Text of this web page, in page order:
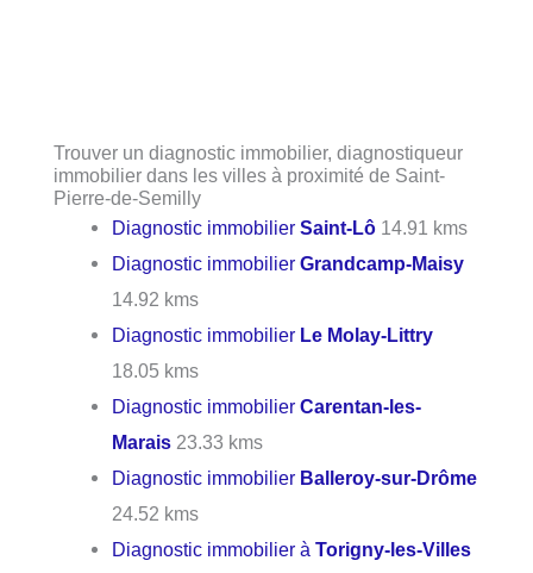
Trouver un diagnostic immobilier, diagnostiqueur
immobilier dans les villes à proximité de Saint-
Pierre-de-Semilly
Diagnostic immobilierSaint-Lô 14.91 kms
Diagnostic immobilierGrandcamp-Maisy
14.92 kms
Diagnostic immobilier Le Molay-Littry
18.05 kms
Diagnostic immobilierCarentan-les-
Marais 23.33 kms
Diagnostic immobilier Balleroy-sur-Drôme
24.52 kms
Diagnostic immobilier àTorigny-les-Villes